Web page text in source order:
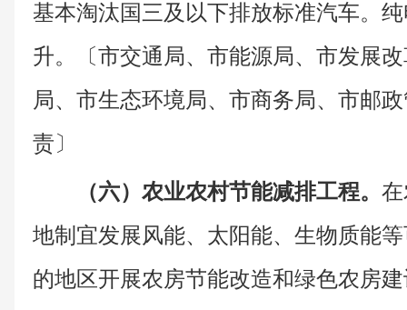
基本淘汰国三及以下排放标准汽车。
升。〔市交通局、市能源局、市发展
局、市生态环境局、市商务局、市邮
责〕
（六）农业农村节能减排工程。
地制宜发展风能、太阳能、生物质能
的地区开展农房节能改造和绿色农房